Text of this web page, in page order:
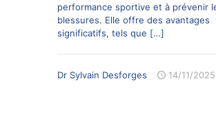
performance sportive et à prévenir
blessures. Elle offre des avantages
significatifs, tels que […]
Dr Sylvain Desforges 14/11/2025